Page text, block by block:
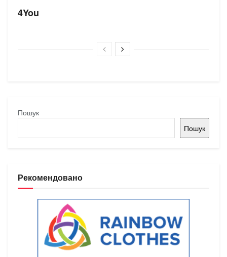
4You
Пошук
Пошук
Рекомендовано